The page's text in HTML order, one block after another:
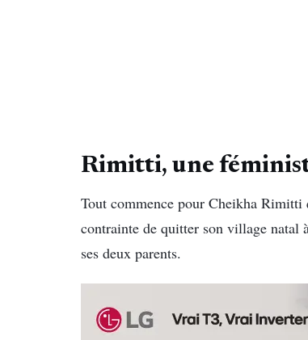
Rimitti, une
Tout commence pour Cheikha Rimitti
contrainte de quitter son village natal
ses deux parents.